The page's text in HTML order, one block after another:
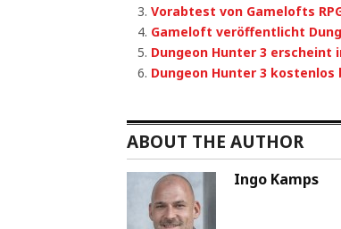
Vorabtest von Gamelofts
Gameloft veröffentlicht
Dungeon Hunter 3 erscheint
Dungeon Hunter 3 kostenlos
ABOUT THE AUTHOR
Ingo Kamps